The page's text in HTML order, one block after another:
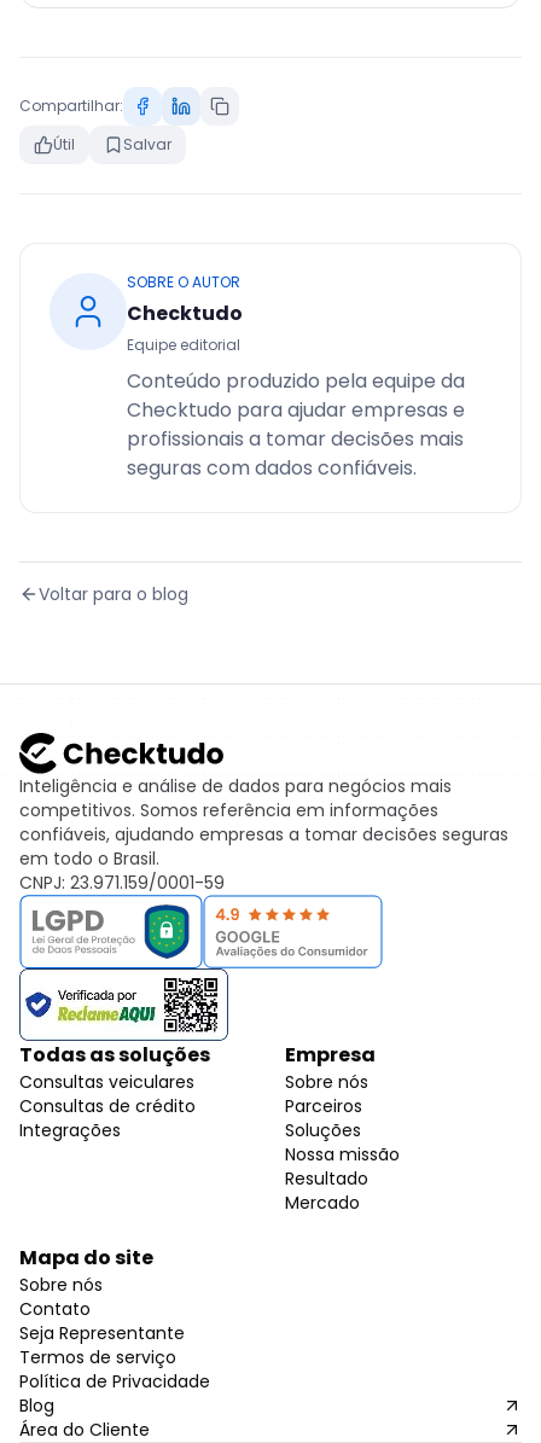
Compartilhar:
Útil
Salvar
SOBRE O AUTOR
Checktudo
Equipe editorial
Conteúdo produzido pela equipe da
Checktudo para ajudar empresas e
profissionais a tomar decisões mais
seguras com dados confiáveis.
Voltar para o blog
Inteligência e análise de dados para negócios mais
competitivos. Somos referência em informações
confiáveis, ajudando empresas a tomar decisões seguras
em todo o Brasil.
CNPJ: 23.971.159/0001-59
Todas as soluções
Consultas veiculares
Consultas de crédito
Integrações
Empresa
Sobre nós
Parceiros
Soluções
Nossa missão
Resultado
Mercado
Mapa do site
Sobre nós
Contato
Seja Representante
Termos de serviço
Política de Privacidade
Blog
Área do Cliente